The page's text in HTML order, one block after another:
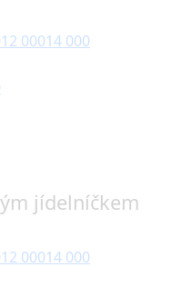
12 00014 000
jídelníčkem
12 00014 000